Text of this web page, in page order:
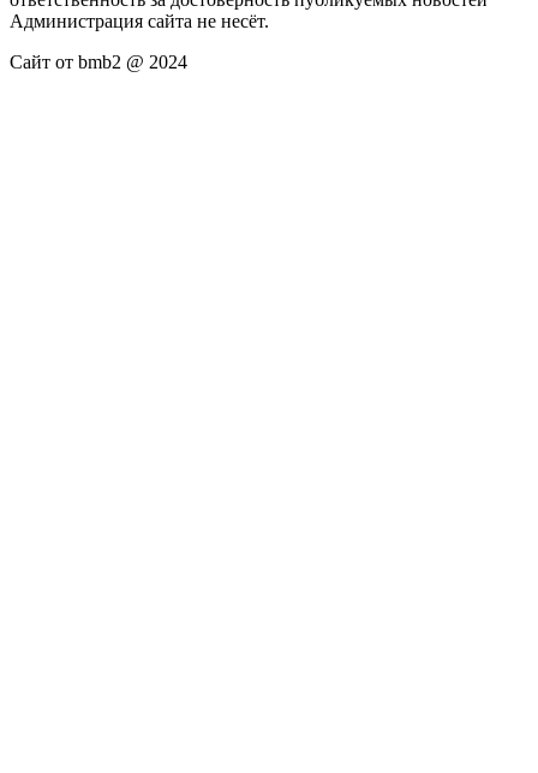
Администрация сайта не несёт.
Сайт от bmb2 @ 2024